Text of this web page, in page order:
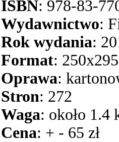
ISBN: 978-83-
Wydawnictwo:
Rok wydania:
Format:
Oprawa:
Stron: 272
Waga: około 1.4
Cena: + - 65 zł